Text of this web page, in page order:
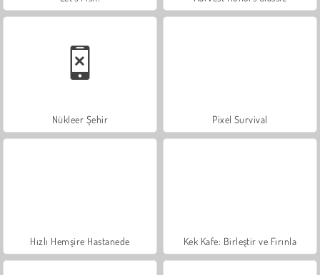
Nükleer Şehir Pixel Survival
Hızlı Hemşire Hastanede Kek Kafe: Birleştir ve Fırınla